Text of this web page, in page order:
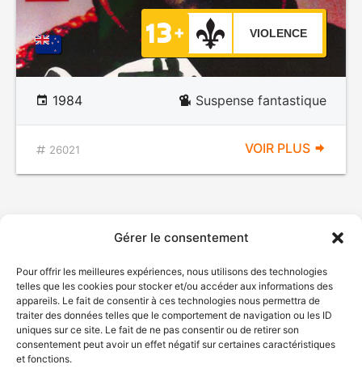
Gérer le consentement
Pour offrir les meilleures expériences, nous utilisons des technologies
telles que les cookies pour stocker et/ou accéder aux informations des
appareils. Le fait de consentir à ces technologies nous permettra de
traiter des données telles que le comportement de navigation ou les ID
uniques sur ce site. Le fait de ne pas consentir ou de retirer son
consentement peut avoir un effet négatif sur certaines caractéristiques
et fonctions.
VIOLENCE
1984 Suspense fantastique
26021 VOIR PLUS
© Gouvernement du Québec, 2026